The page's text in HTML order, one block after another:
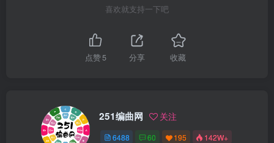
喜欢就支持一下吧
点赞5 分享 收藏
251编曲网 关注
6488 60 195 142W+